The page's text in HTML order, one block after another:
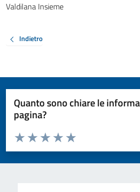
Valdilana Insieme
Indietro
Quanto sono chiare le
pagina?
Valuta da 1 a 5 stelle la pagina
Valuta 5 stelle su 5
Valuta 4 stelle su 5
Valuta 3 stelle su 5
Valuta 2 stelle su 5
Valuta 1 stelle su 5